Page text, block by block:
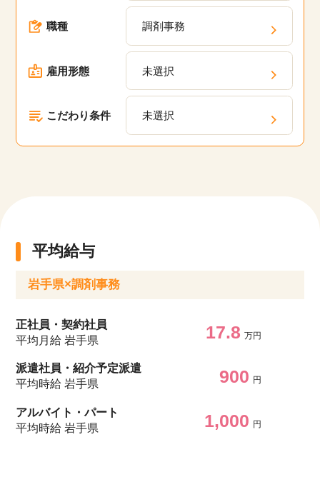
職種 調剤事務
雇用形態 未選択
こだわり条件 未選択
平均給与
岩手県×調剤事務
正社員・契約社員
平均月給 岩手県
17.8 万円
派遣社員・紹介予定派遣
平均時給 岩手県
900 円
アルバイト・パート
平均時給 岩手県
1,000 円